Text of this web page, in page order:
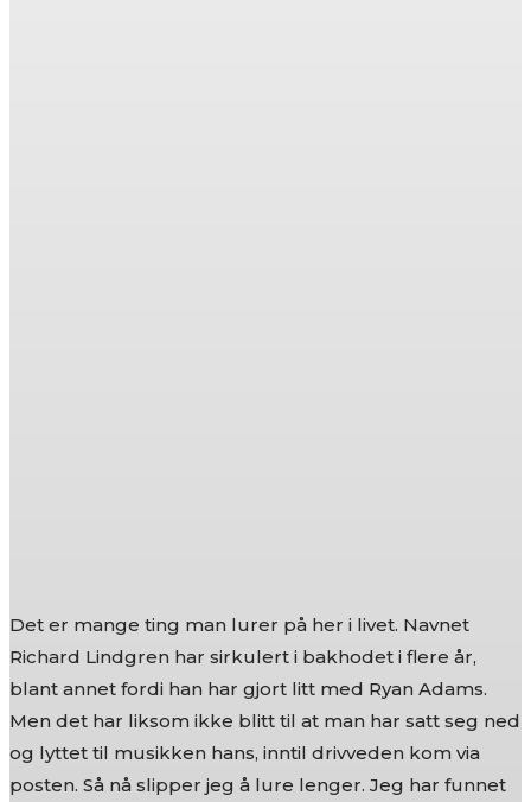
Det er mange ting man lurer på her i livet. Navnet
Richard Lindgren har sirkulert i bakhodet i flere år,
blant annet fordi han har gjort litt med Ryan Adams.
Men det har liksom ikke blitt til at man har satt seg ned
og lyttet til musikken hans, inntil drivveden kom via
posten. Så nå slipper jeg å lure lenger. Jeg har funnet